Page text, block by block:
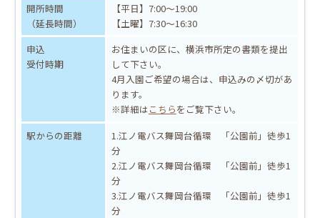
開所時間
（延長時間）
【平日】7:00～19:00
【土曜】7:30～16:30
申込
受付時期
お住まいの区に、横浜市所定の書類を提出
して下さい。
4月入園ご希望の場合は、申込みの〆切があ
ります。
※詳細はこちらをご覧下さい。
駅からの距離
1.江ノ電バス舞岡台循環 「公園前」徒歩1
分
2.江ノ電バス舞岡台循環 「公園前」徒歩1
分
3.江ノ電バス舞岡台循環 「公園前」徒歩1
分